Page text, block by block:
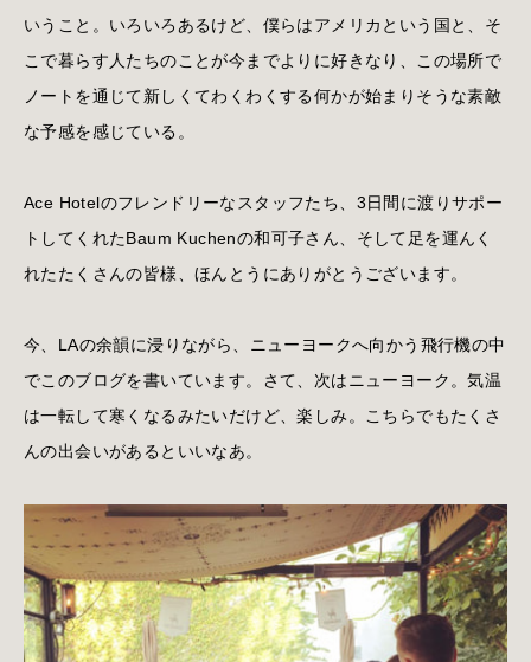
いうこと。いろいろあるけど、僕らはアメリカという国と、そ
こで暮らす人たちのことが今までよりに好きなり、この場所で
ノートを通じて新しくてわくわくする何かが始まりそうな素敵
な予感を感じている。
Ace Hotelのフレンドリーなスタッフたち、3日間に渡りサポー
トしてくれたBaum Kuchenの和可子さん、そして足を運んく
れたたくさんの皆様、ほんとうにありがとうございます。
今、LAの余韻に浸りながら、ニューヨークへ向かう飛行機の中
でこのブログを書いています。さて、次はニューヨーク。気温
は一転して寒くなるみたいだけど、楽しみ。こちらでもたくさ
んの出会いがあるといいなあ。